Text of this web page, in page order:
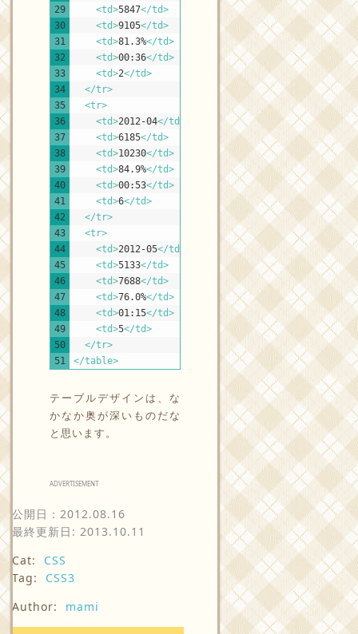
29
30
31
32
33
34
35
36
37
38
39
40
41
42
43
44
45
46
47
48
49
50
51
<td>5847</td>
<td>9105</td>
<td>81.3%</td>
<td>00:36</td>
<td>2</td>
</tr>
<tr>
<td>2012-04</td>
<td>6185</td>
<td>10230</td>
<td>84.9%</td>
<td>00:53</td>
<td>6</td>
</tr>
<tr>
<td>2012-05</td>
<td>5133</td>
<td>7688</td>
<td>76.0%</td>
<td>01:15</td>
<td>5</td>
</tr>
</table>
テーブルデザインは、な
かなか奥が深いものだな
と思います。
ADVERTISEMENT
公開日： 2012.08.16
最終更新日: 2013.10.11
Cat:
CSS
Tag:
CSS3
Author:
mami